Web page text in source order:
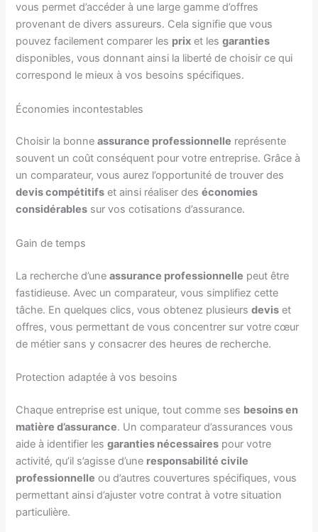
vous permet d’accéder à une large gamme d’offres
provenant de divers assureurs. Cela signifie que vous
pouvez facilement comparer les prix et lesgaranties
disponibles, vous donnant ainsi la liberté de choisir ce qui
correspond le mieux à vos besoins spécifiques.
Économies incontestables
Choisir la bonneassurance professionnelle représente
souvent un coût conséquent pour votre entreprise. Grâce à
un comparateur, vous aurez l’opportunité de trouver des
devis compétitifs et ainsi réaliser deséconomies
considérables sur vos cotisations d’assurance.
Gain de temps
La recherche d’uneassurance professionnelle peut être
fastidieuse. Avec un comparateur, vous simplifiez cette
tâche. En quelques clics, vous obtenez plusieursdevis et
offres, vous permettant de vous concentrer sur votre cœur
de métier sans y consacrer des heures de recherche.
Protection adaptée à vos besoins
Chaque entreprise est unique, tout comme ses besoins en
matière d’assurance. Un comparateur d’assurances vous
aide à identifier lesgaranties nécessaires pour votre
activité, qu’il s’agisse d’une responsabilité civile
professionnelle ou d’autres couvertures spécifiques, vous
permettant ainsi d’ajuster votre contrat à votre situation
particulière.